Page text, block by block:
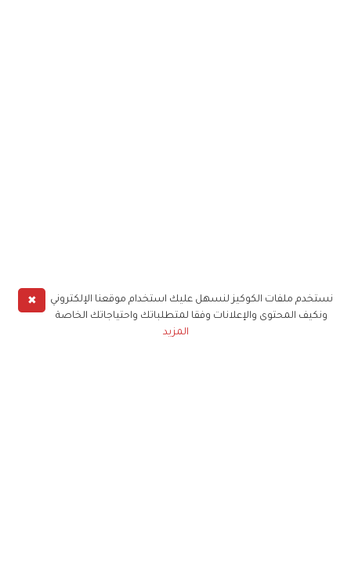
✖
نستخدم ملفات الكوكيز لنسهل عليك استخدام موقعنا الإلكتروني
ونكيف المحتوى والإعلانات وفقا لمتطلباتك واحتياجاتك الخاصة
المزيد